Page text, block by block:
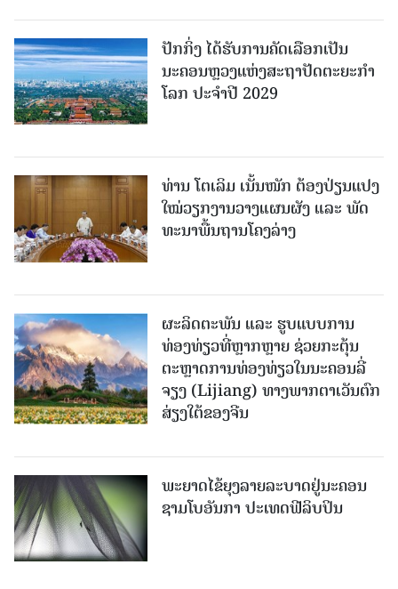
ປັກກິ່ງ ໄດ້ຮັບການຄັດເລືອກເປັນ
ນະຄອນຫຼວງແຫ່ງສະຖາປັດຕະຍະກຳ
ໂລກ ປະຈຳປີ 2029
ທ່ານ ໂຕ​ເລິມ ເນັ້ນໜັກ ຕ້ອງ​ປ່ຽນ​ແປງ​
ໃໝ່​ວຽກ​ງານ​ວາງ​ແຜນ​ຜັງ ແລະ ​ພັດ​
ທະ​ນາ​ພື້ນ​ຖານ​ໂຄງ​ລ່າງ
ຜະລິດຕະພັນ ແລະ ຮູບແບບການ
ທ່ອງທ່ຽວທີ່ຫຼາກຫຼາຍ ຊ່ວຍກະຕຸ້ນ
ຕະຫຼາດການທ່ອງທ່ຽວໃນນະຄອນລີ່
ຈຽງ (Lijiang) ທາງພາກຕາເວັນຕົກ
ສ່ຽງໃຕ້ຂອງຈີນ
ພະຍາດໄຂ້ຍຸງລາຍລະບາດຢູ່ນະຄອນ
ຊາມໂບ​ອັນກາ ປະເທດຟີລິບປິນ